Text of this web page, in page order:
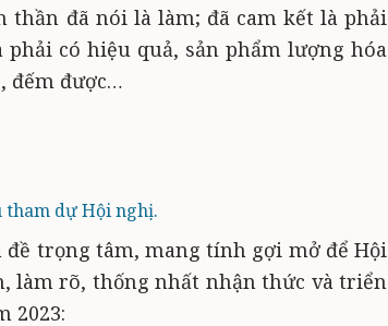
thần đã nói là làm; đã cam kết là phải
có hiệu quả, sản phẩm lượng hóa
đếm được…
tham dự Hội nghị.
trọng tâm, mang tính gợi mở để Hội
làm rõ, thống nhất nhận thức và triển
2023: